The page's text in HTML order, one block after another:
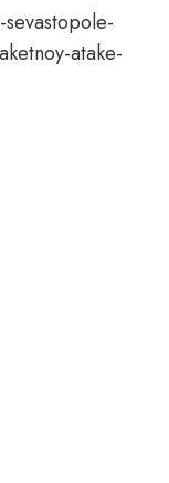
atake-